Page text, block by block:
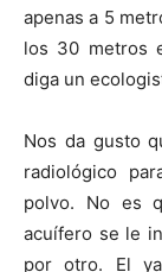
apenas a 5
los 30 metros
diga un
Nos da gusto
radiológico
polvo. No es
acuífero se le
por otro. El